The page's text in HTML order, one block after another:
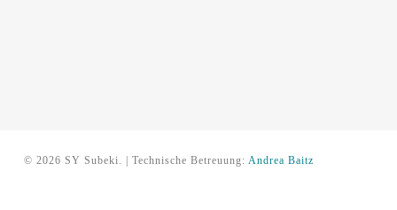
© 2026 SY Subeki. | Technische Betreuung: Andrea Baitz